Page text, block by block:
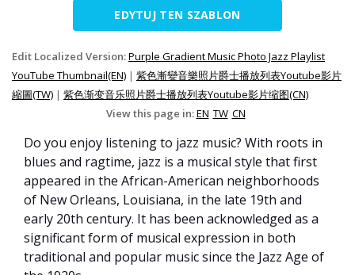
EDYTUJ TEN SZABLON
Edit Localized Version:Purple Gradient Music Photo Jazz Playlist
YouTube Thumbnail(EN) | 紫色漸變音樂照片爵士播放列表Youtube影片
縮圖(TW) | 紫色渐变音乐照片爵士播放列表Youtube影片缩图(CN)
View this page in:EN TW CN
Do you enjoy listening to jazz music? With roots in
blues and ragtime, jazz is a musical style that first
appeared in the African-American neighborhoods
of New Orleans, Louisiana, in the late 19th and
early 20th century. It has been acknowledged as a
significant form of musical expression in both
traditional and popular music since the Jazz Age of